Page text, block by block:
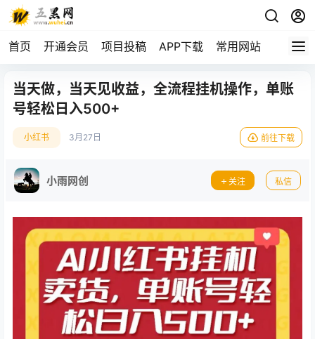
首页 开通会员 项目投稿 APP下载 常用网站
当天做，当天见收益，全流程挂机操作，单账
号轻松日入500+
小红书 3月27日 前往下载
小雨网创 关注 私信